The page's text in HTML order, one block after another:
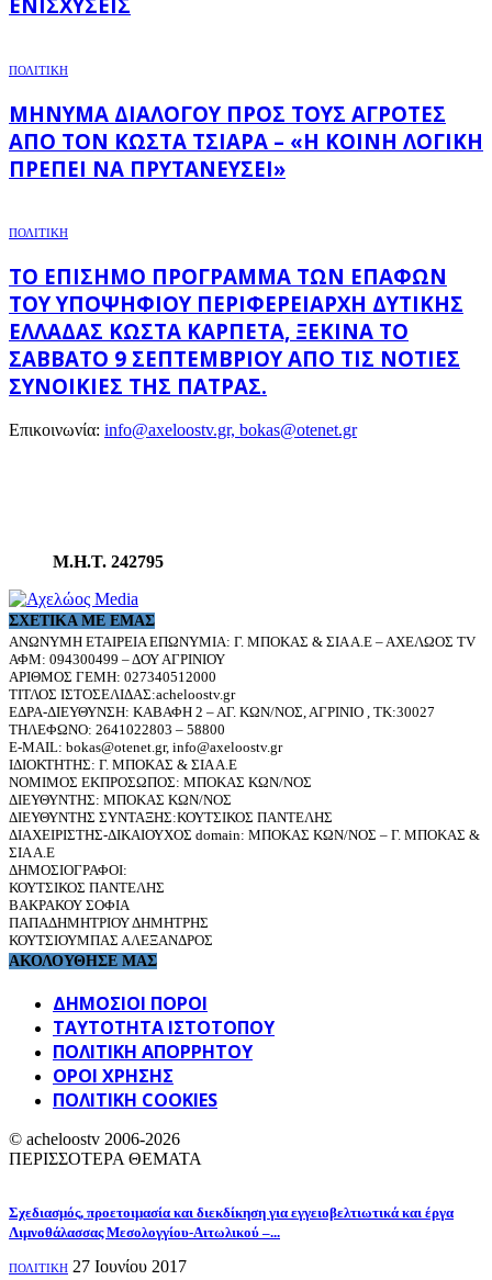
ΠΟΛΙΤΙΚΗ
ΜΉΝΥΜΑ ΔΙΑΛΌΓΟΥ ΠΡΟΣ ΤΟΥΣ ΑΓΡΌΤΕΣ
ΑΠΌ ΤΟΝ ΚΏΣΤΑ ΤΣΙΆΡΑ – «Η ΚΟΙΝΉ ΛΟΓΙΚΉ
ΠΡΈΠΕΙ ΝΑ ΠΡΥΤΑΝΕΎΣΕΙ»
ΠΟΛΙΤΙΚΗ
ΤΟ ΕΠΊΣΗΜΟ ΠΡΌΓΡΑΜΜΑ ΤΩΝ ΕΠΑΦΏΝ
ΤΟΥ ΥΠΟΨΉΦΙΟΥ ΠΕΡΙΦΕΡΕΙΆΡΧΗ ΔΥΤΙΚΉΣ
ΕΛΛΆΔΑΣ ΚΏΣΤΑ ΚΑΡΠΈΤΑ, ΞΕΚΙΝΆ ΤΟ
ΣΆΒΒΑΤΟ 9 ΣΕΠΤΕΜΒΡΊΟΥ ΑΠΌ ΤΙΣ ΝΌΤΙΕΣ
ΣΥΝΟΙΚΊΕΣ ΤΗΣ ΠΆΤΡΑΣ.
Επικοινωνία: info@axeloostv.gr, bokas@otenet.gr
Μ.Η.Τ. 242795
ΣΧΕΤΙΚΆ ΜΕ ΕΜΆΣ
ΑΝΩΝΥΜΗ ΕΤΑΙΡΕΙΑ ΕΠΩΝΥΜΙΑ: Γ. ΜΠΟΚΑΣ & ΣΙΑ Α.Ε – ΑΧΕΛΩΟΣ TV
ΑΦΜ: 094300499 – ΔΟΥ ΑΓΡΙΝΙΟΥ
ΑΡΙΘΜΟΣ ΓΕΜΗ: 027340512000
ΤΙΤΛΟΣ ΙΣΤΟΣΕΛΙΔΑΣ:acheloostv.gr
ΕΔΡΑ-ΔΙΕΥΘΥΝΣΗ: ΚΑΒΑΦΗ 2 – ΑΓ. ΚΩΝ/ΝΟΣ, ΑΓΡΙΝΙΟ , ΤΚ:30027
ΤΗΛΕΦΩΝΟ: 2641022803 – 58800
E-MAIL: bokas@otenet.gr, info@axeloostv.gr
ΙΔΙΟΚΤΗΤΗΣ: Γ. ΜΠΟΚΑΣ & ΣΙΑ Α.Ε
ΝΟΜΙΜΟΣ ΕΚΠΡΟΣΩΠΟΣ: ΜΠΟΚΑΣ ΚΩΝ/ΝΟΣ
ΔΙΕΥΘΥΝΤΗΣ: ΜΠΟΚΑΣ ΚΩΝ/ΝΟΣ
ΔΙΕΥΘΥΝΤΗΣ ΣΥΝΤΑΞΗΣ:ΚΟΥΤΣΙΚΟΣ ΠΑΝΤΕΛΗΣ
ΔΙΑΧΕΙΡΙΣΤΗΣ-ΔΙΚΑΙΟΥΧΟΣ domain: ΜΠΟΚΑΣ ΚΩΝ/ΝΟΣ – Γ. ΜΠΟΚΑΣ &
ΣΙΑ Α.Ε
ΔΗΜΟΣΙΟΓΡΑΦΟΙ:
ΚΟΥΤΣΙΚΟΣ ΠΑΝΤΕΛΗΣ
ΒΑΚΡΑΚΟΥ ΣΟΦΙΑ
ΠΑΠΑΔΗΜΗΤΡΙΟΥ ΔΗΜΗΤΡΗΣ
ΚΟΥΤΣΙΟΥΜΠΑΣ ΑΛΕΞΑΝΔΡΟΣ
ΑΚΟΛΟΥΘΗΣΕ ΜΑΣ
ΔΗΜΟΣΙΟΙ ΠΟΡΟΙ
ΤΑΥΤΌΤΗΤΑ ΙΣΤΌΤΟΠΟΥ
ΠΟΛΙΤΙΚΉ ΑΠΟΡΡΉΤΟΥ
ΌΡΟΙ ΧΡΉΣΗΣ
ΠΟΛΙΤΙΚΗ COOKIES
© acheloostv 2006-2026
ΠΕΡΙΣΣΟΤΕΡΑ ΘΕΜΑΤΑ
Σχεδιασμός, προετοιμασία και διεκδίκηση για εγγειοβελτιωτικά και έργα
Λιμνοθάλασσας Μεσολογγίου-Αιτωλικού –...
ΠΟΛΙΤΙΚΗ 27 Ιουνίου 2017